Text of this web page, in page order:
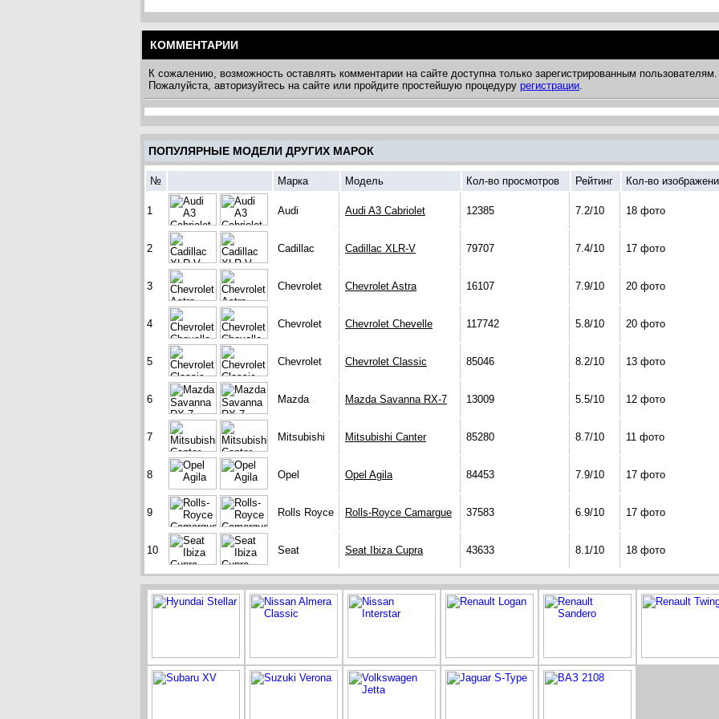
КОММЕНТАРИИ
К сожалению, возможность оставлять комментарии на сайте доступна только зарегистрированным пользователям.
Пожалуйста, авторизуйтесь на сайте или пройдите простейшую процедуру регистрации.
ПОПУЛЯРНЫЕ МОДЕЛИ ДРУГИХ МАРОК
№ Марка Модель Кол-во просмотров Рейтинг Кол-во
1 Audi Audi A3 Cabriolet 12385 7.2/10 18 фото
2 Cadillac Cadillac XLR-V 79707 7.4/10 17 фото
3 Chevrolet Chevrolet Astra 16107 7.9/10 20 фото
4 Chevrolet Chevrolet Chevelle 117742 5.8/10 20 фото
5 Chevrolet Chevrolet Classic 85046 8.2/10 13 фото
6 Mazda Mazda Savanna RX-7 13009 5.5/10 12 фото
7 Mitsubishi Mitsubishi Canter 85280 8.7/10 11 фото
8 Opel Opel Agila 84453 7.9/10 17 фото
9 Rolls Royce Rolls-Royce Camargue 37583 6.9/10 17 фото
10 Seat Seat Ibiza Cupra 43633 8.1/10 18 фото